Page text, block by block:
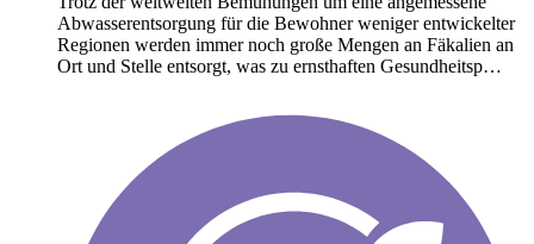
Abwasserentsorgung für die Bewohner weniger entwickelter
Regionen werden immer noch große Mengen an Fäkalien an
Ort und Stelle entsorgt, was zu ernsthaften Gesundheitsp…